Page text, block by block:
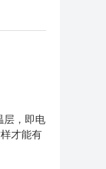
层，即电
才能有